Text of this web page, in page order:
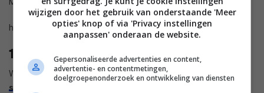
https://www.youtube.com/watch?v=BomfVh2PSkM
1080p
Wel geeft het aan wat de hoogste gamekwaliteit is. Het
schrijft
wijzigen door het gebruik van onderstaande 'Meer
opties' knop of via 'Privacy instellingen
aanpassen' onderaan de website.
Gepersonaliseerde advertenties en content,
advertentie- en contentmetingen,
doelgroepenonderzoek en ontwikkeling van diensten